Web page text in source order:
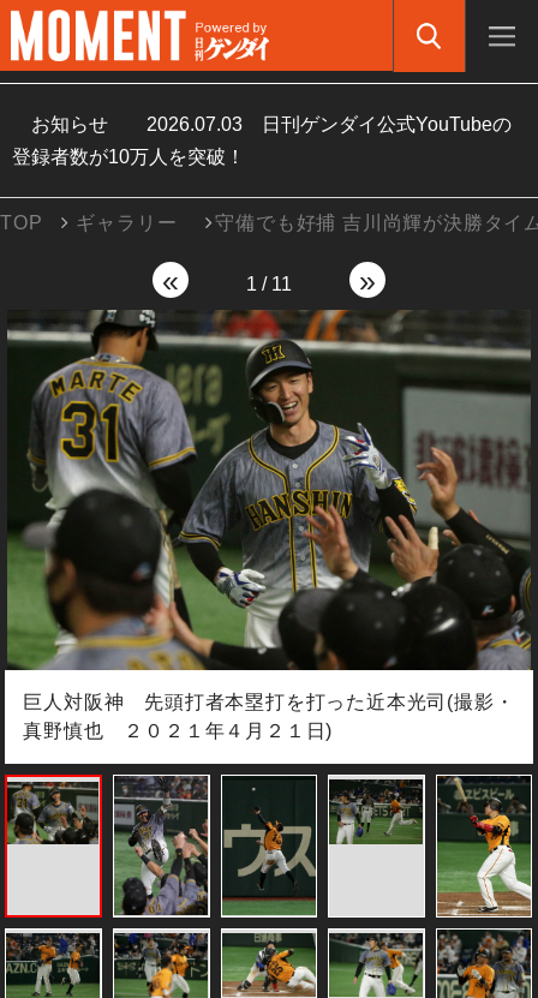
お知らせ 2026.07.03
日刊ゲンダイ公式YouTubeの
登録者数が10万人を突破！
TOP ギャラリー 守備でも好捕 吉川尚輝が決勝タイ
«
巨人対阪神 先頭打者本塁打を打った近本光司(撮影・
真野慎也 ２０２１年４月２１日)
»
1 / 11